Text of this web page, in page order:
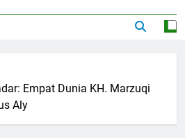
Empat Dunia KH. Marzuqi
Aly